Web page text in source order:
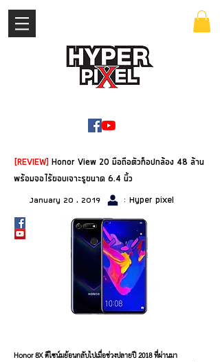
[REVIEW] Honor View 20 มือถือตัวท็อปกล้อง 48 ล้าน
พร้อมจอไร้ขอบเจาะรูขนาด 6.4 นิ้ว
January 20 , 2019 : Hyper pixel
Honor 8X ดีไซน์มย้อนกลับไปเมื่อช่วงปลายปี 2018 ที่ผ่านมา